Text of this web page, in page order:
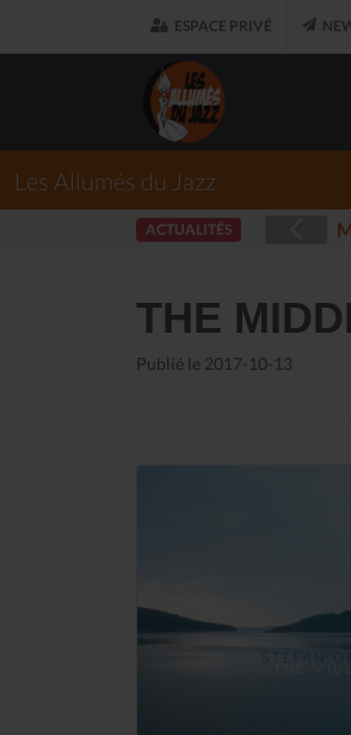
ESPACE PRIVÉ
Les Allumés du Jazz
ACTUALITÉS
THE
Publié le 2017-10-13